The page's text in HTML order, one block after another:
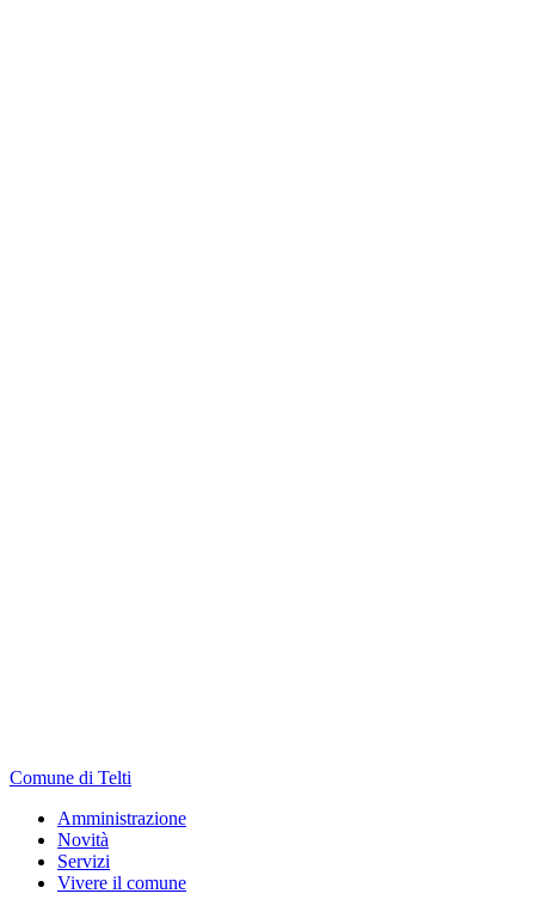
Comune di Telti
Amministrazione
Novità
Servizi
Vivere il comune